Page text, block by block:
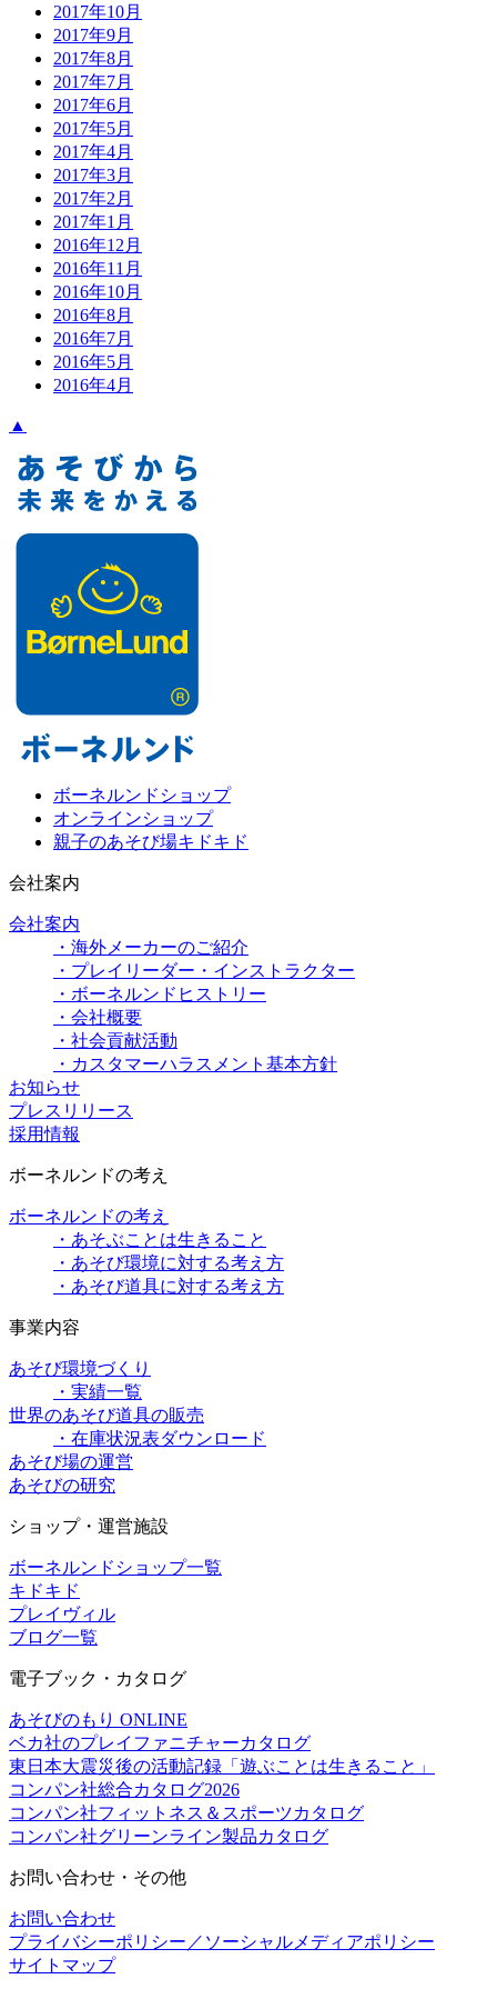
2017年10月
2017年9月
2017年8月
2017年7月
2017年6月
2017年5月
2017年4月
2017年3月
2017年2月
2017年1月
2016年12月
2016年11月
2016年10月
2016年8月
2016年7月
2016年5月
2016年4月
▲
ボーネルンドショップ
オンラインショップ
親子のあそび場キドキド
会社案内
会社案内
・海外メーカーのご紹介
・プレイリーダー・インストラクター
・ボーネルンドヒストリー
・会社概要
・社会貢献活動
・カスタマーハラスメント基本方針
お知らせ
プレスリリース
採用情報
ボーネルンドの考え
ボーネルンドの考え
・あそぶことは生きること
・あそび環境に対する考え方
・あそび道具に対する考え方
事業内容
あそび環境づくり
・実績一覧
世界のあそび道具の販売
・在庫状況表ダウンロード
あそび場の運営
あそびの研究
ショップ・運営施設
ボーネルンドショップ一覧
キドキド
プレイヴィル
ブログ一覧
電子ブック・カタログ
あそびのもり ONLINE
ベカ社のプレイファニチャーカタログ
東日本大震災後の活動記録「遊ぶことは生きること」
コンパン社総合カタログ2026
コンパン社フィットネス＆スポーツカタログ
コンパン社グリーンライン製品カタログ
お問い合わせ・その他
お問い合わせ
プライバシーポリシー／ソーシャルメディアポリシー
サイトマップ